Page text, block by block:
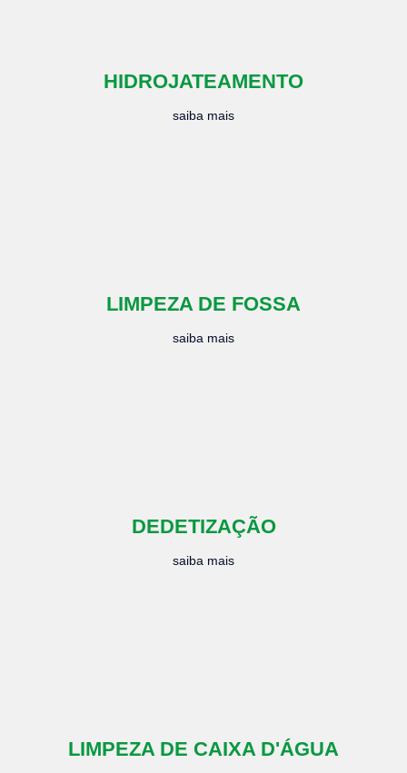
HIDROJATEAMENTO
saiba mais
LIMPEZA DE FOSSA
saiba mais
DEDETIZAÇÃO
saiba mais
LIMPEZA DE CAIXA D'ÁGUA